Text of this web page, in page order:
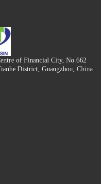
of Financial City, No.662
District, Guangzhou, China.